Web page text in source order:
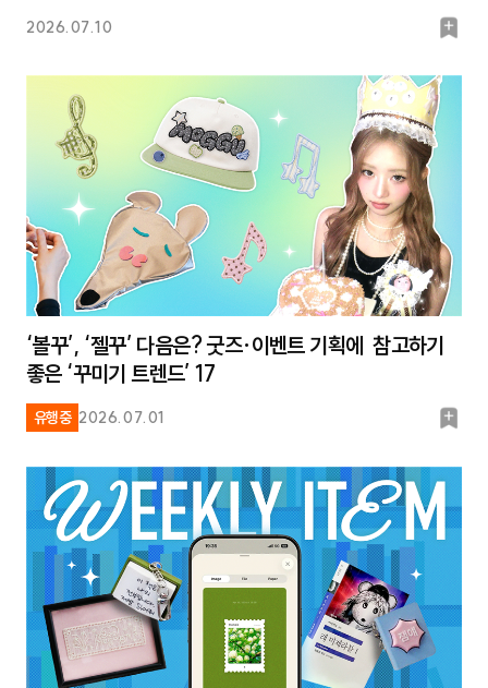
2026.07.10
북
크
‘볼꾸’, ‘젤꾸’ 다음은? 굿즈·이벤트 기획에 참고하기
좋은 ‘꾸미기 트렌드’ 17
유행중 2026.07.01
북
크